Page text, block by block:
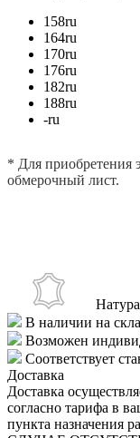
158ru
164ru
170ru
176ru
182ru
188ru
-ru
* Для приобретения
обмерочный лист.
В наличии на
Возможен
Соответствует
Доставка
Доставка
согласно тарифа в
пункта назначения